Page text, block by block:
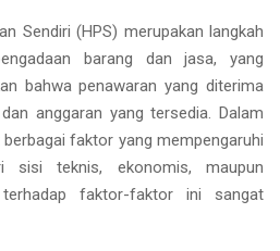
Sendiri (HPS) merupakan langkah
barang dan jasa, yang
bahwa penawaran yang diterima
anggaran yang tersedia. Dalam
faktor yang mempengaruhi
sisi teknis, ekonomis, maupun
terhadap faktor-faktor ini sangat